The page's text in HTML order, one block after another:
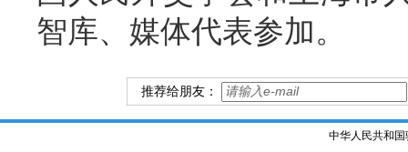
智库、媒体代表参加。
推荐给朋友：
中华人民共和